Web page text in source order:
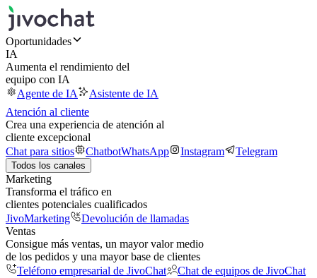
Oportunidades
IA
Aumenta el rendimiento del
equipo con IA
Agente de IA
Asistente de IA
Atención al cliente
Crea una experiencia de atención al
cliente excepcional
Chat para sitios
ChatbotWhatsApp Instagram Telegram
Todos los canales
Marketing
Transforma el tráfico en
clientes potenciales cualificados
JivoMarketing
Devolución de llamadas
Ventas
Consigue más ventas, un mayor valor medio
de los pedidos y una mayor base de clientes
Teléfono empresarial de JivoChat
Chat de equipos de JivoChat